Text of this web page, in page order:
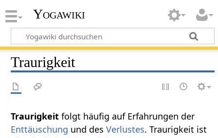
Yogawiki
Traurigkeit
Traurigkeit folgt häufig auf Erfahrungen der
Enttäuschung und desVerlustes. Traurigkeit ist